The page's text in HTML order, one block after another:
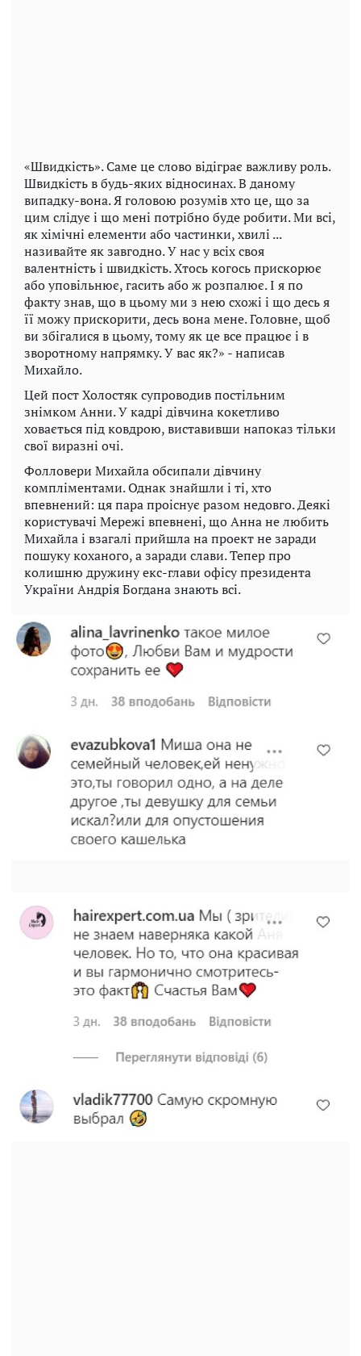
«Швидкість». Саме це слово відіграє важливу роль.
Швидкість в будь-яких відносинах. В даному
випадку-вона. Я головою розумів хто це, що за
цим слідує і що мені потрібно буде робити. Ми всі,
як хімічні елементи або частинки, хвилі ...
називайте як завгодно. У нас у всіх своя
валентність і швидкість. Хтось когось прискорює
або уповільнює, гасить або ж розпалює. І я по
факту знав, що в цьому ми з нею схожі і що десь я
її можу прискорити, десь вона мене. Головне, щоб
ви збігалися в цьому, тому як це все працює і в
зворотному напрямку. У вас як?» - написав
Михайло.
Цей пост Холостяк супроводив постільним
знімком Анни. У кадрі дівчина кокетливо
ховається під ковдрою, виставивши напоказ тільки
свої виразні очі.
Фолловери Михайла обсипали дівчину
компліментами. Однак знайшли і ті, хто
впевнений: ця пара проіснує разом недовго. Деякі
користувачі Мережі впевнені, що Анна не любить
Михайла і взагалі прийшла на проект не заради
пошуку коханого, а заради слави. Тепер про
колишню дружину екс-глави офісу президента
України Андрія Богдана знають всі.